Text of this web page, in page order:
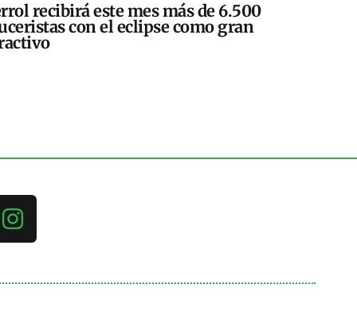
recibirá este mes más de 6.500
con el eclipse como gran